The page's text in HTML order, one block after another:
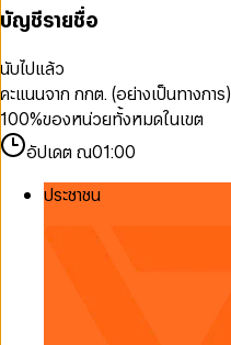
บัญชีรายชื่อ
นับไปแล้ว
คะแนนจาก กกต. (อย่างเป็นทางการ)
100%ของหน่วยทั้งหมดในเขต
อัปเดต ณ01:00
ประชาชน